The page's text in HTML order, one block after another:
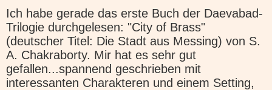
i
t
r
a
g
Ich habe gerade das erste Buch der Daevabad-
Trilogie durchgelesen: "City of Brass"
(deutscher Titel: Die Stadt aus Messing) von S.
A. Chakraborty. Mir hat es sehr gut
gefallen...spannend geschrieben mit
interessanten Charakteren und einem Setting,